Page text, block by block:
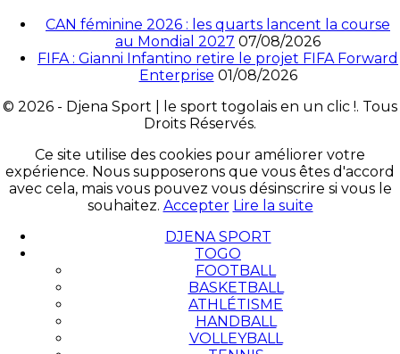
CAN féminine 2026 : les quarts lancent la course
au Mondial 2027 07/08/2026
FIFA : Gianni Infantino retire le projet FIFA Forward
Enterprise 01/08/2026
© 2026 - Djena Sport | le sport togolais en un clic !. Tous
Droits Réservés.
Ce site utilise des cookies pour améliorer votre
expérience. Nous supposerons que vous êtes d'accord
avec cela, mais vous pouvez vous désinscrire si vous le
souhaitez. Accepter Lire la suite
DJENA SPORT
TOGO
FOOTBALL
BASKETBALL
ATHLÉTISME
HANDBALL
VOLLEYBALL